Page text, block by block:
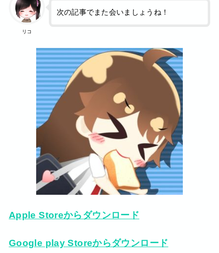
リコ
次の記事でまた会いましょうね！
Apple Storeからダウンロード
Google play Storeからダウンロード